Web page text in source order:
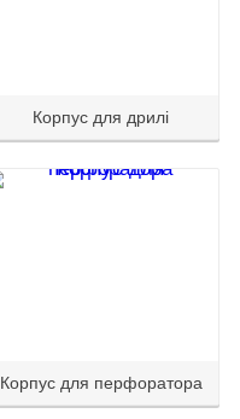
Корпус для дрилі
Корпус для перфоратора